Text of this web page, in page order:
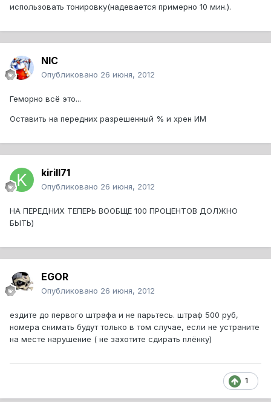
использовать тонировку(надевается примерно 10 мин.).
NIC
Опубликовано 26 июня, 2012
Геморно всё это...
Оставить на передних разрешенный % и хрен ИМ
kirill71
Опубликовано 26 июня, 2012
НА ПЕРЕДНИХ ТЕПЕРЬ ВООБЩЕ 100 ПРОЦЕНТОВ ДОЛЖНО
БЫТЬ)
EGOR
Опубликовано 26 июня, 2012
ездите до первого штрафа и не парьтесь. штраф 500 руб,
номера снимать будут только в том случае, если не устраните
на месте нарушение ( не захотите сдирать плёнку)
1